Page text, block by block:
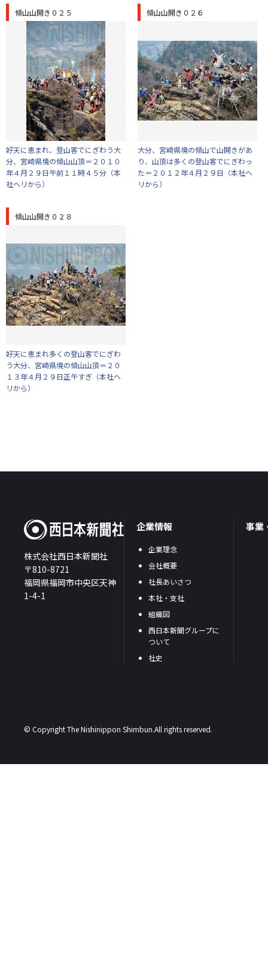
傾山山開き０２５
好天に恵まれ、登山客でにぎわう大
分、宮崎県境の傾山山頂＝２０１０
年４月２９日午前１１時４５分（本
社ヘリから）
傾山山開き０２６
大分、宮崎県境の傾山で山開きがあ
り、山頂は多くの登山客でにぎわっ
た＝２０１２年４月２９日（本社ヘ
リから）
傾山山開き０２８
好天に恵まれ多くの登山客でにぎわ
う大分、宮崎県境の傾山山頂＝２０
１３年４月２９日正午すぎ（本社ヘ
リから）
株式会社西日本新聞社
〒810-8721
福岡県福岡市中央区天神
1-4-1
企業情報
企業理念
会社概要
社長あいさつ
本社・支社
組織図
西日本新聞グループに
ついて
社史
事業
© Copyright The Nishinippon Shimbun.All rights reserved.